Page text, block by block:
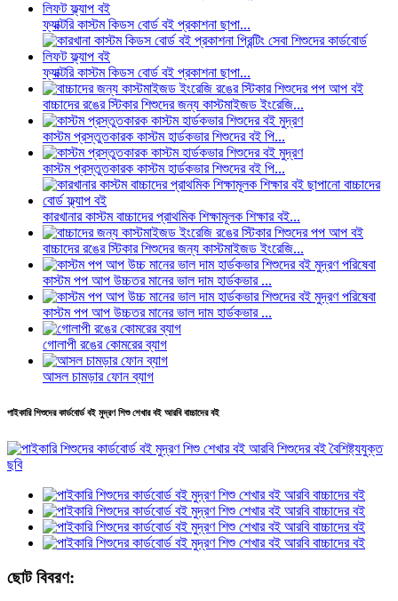
ফ্যাক্টরি কাস্টম কিডস বোর্ড বই প্রকাশনা ছাপা...
ফ্যাক্টরি কাস্টম কিডস বোর্ড বই প্রকাশনা ছাপা...
বাচ্চাদের রঙের স্টিকার শিশুদের জন্য কাস্টমাইজড ইংরেজি...
কাস্টম প্রস্তুতকারক কাস্টম হার্ডকভার শিশুদের বই পি...
কাস্টম প্রস্তুতকারক কাস্টম হার্ডকভার শিশুদের বই পি...
কারখানার কাস্টম বাচ্চাদের প্রাথমিক শিক্ষামূলক শিক্ষার বই...
বাচ্চাদের রঙের স্টিকার শিশুদের জন্য কাস্টমাইজড ইংরেজি...
কাস্টম পপ আপ উচ্চতর মানের ভাল দাম হার্ডকভার ...
কাস্টম পপ আপ উচ্চতর মানের ভাল দাম হার্ডকভার ...
গোলাপী রঙের কোমরের ব্যাগ
আসল চামড়ার ফোন ব্যাগ
পাইকারি শিশুদের কার্ডবোর্ড বই মুদ্রণ শিশু শেখার বই আরবি বাচ্চাদের বই
ছোট বিবরণ: